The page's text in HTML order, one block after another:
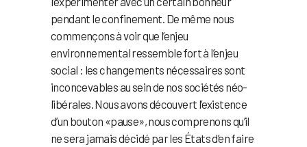
pendant le confinement. De même nous
commençons à voir que l’enjeu
environnemental ressemble fort à l’enjeu
social : les changements nécessaires sont
inconcevables au sein de nos sociétés néo-
libérales. Nous avons découvert l’existence
d’un bouton «pause», nous comprenons qu’il
ne sera jamais décidé par les États d’en faire